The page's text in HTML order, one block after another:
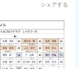
シェアする